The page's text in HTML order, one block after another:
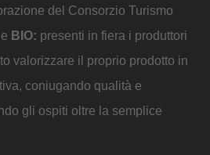
del Consorzio Turismo
BIO: presenti in fiera i produttori
valorizzare il proprio prodotto in
coniugando qualità e
gli ospiti oltre la semplice